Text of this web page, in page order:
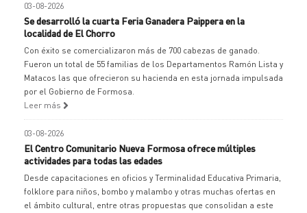
03-08-2026
Se desarrolló la cuarta Feria Ganadera Paippera en la
localidad de El Chorro
Con éxito se comercializaron más de 700 cabezas de ganado.
Fueron un total de 55 familias de los Departamentos Ramón Lista y
Matacos las que ofrecieron su hacienda en esta jornada impulsada
por el Gobierno de Formosa.
Leer más
03-08-2026
El Centro Comunitario Nueva Formosa ofrece múltiples
actividades para todas las edades
Desde capacitaciones en oficios y Terminalidad Educativa Primaria,
folklore para niños, bombo y malambo y otras muchas ofertas en
el ámbito cultural, entre otras propuestas que consolidan a este